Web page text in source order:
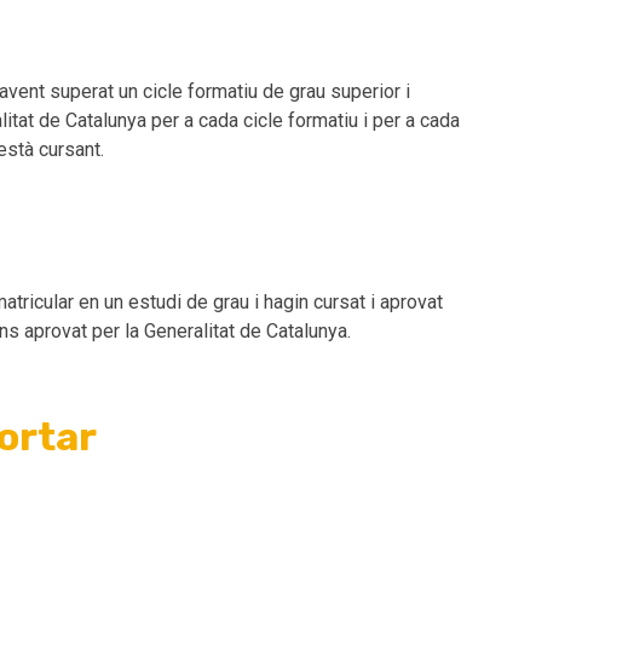
superat un cicle formatiu de grau superior i
de Catalunya per a cada cicle formatiu i per a cada
cursant.
en un estudi de grau i hagin cursat i aprovat
aprovat per la Generalitat de Catalunya.